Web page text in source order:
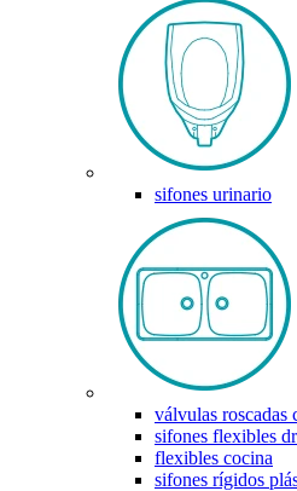
sifones urinario
válvulas roscadas
sifones flexibles
flexibles cocina
sifones rígidos